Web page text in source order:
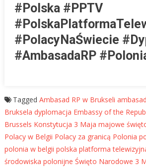
#Polska #PPTV
#PolacyNaŚwiecie
#AmbasadaRP
Tagged Ambasad RP w Brukseli
Bruksela dyplomacja Embassy of the
Brussels Konstytucja 3 Maja majowe
Polacy w Belgii Polacy za granicą Polonia
polonia w belgii polska platforma
środowiska polonijne Święto Narodowe 3